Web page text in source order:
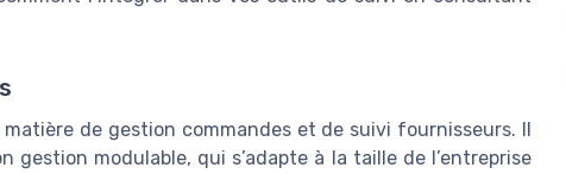
de gestion commandes et de suivi fournisseurs. Il
modulable, qui s’adapte à la taille de l’entreprise